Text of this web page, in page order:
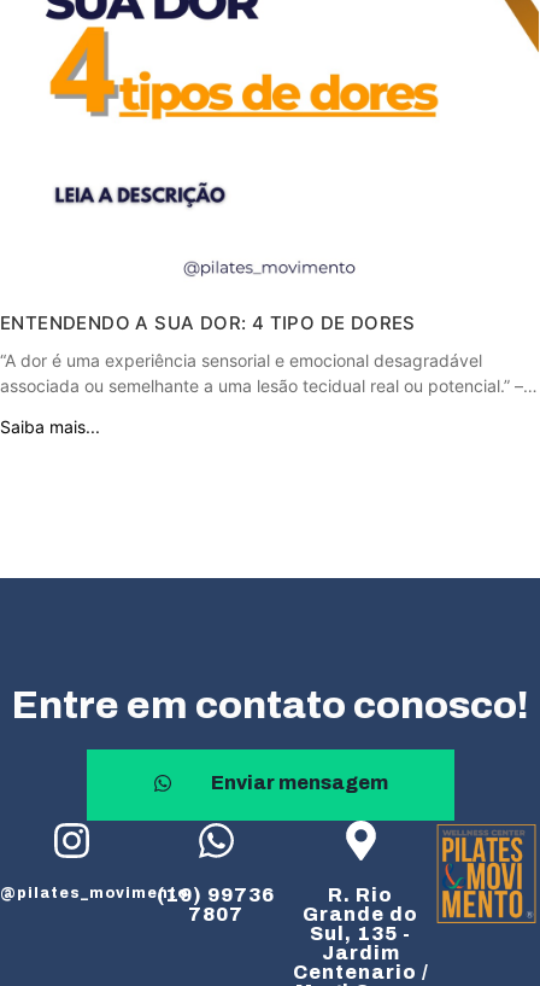
ENTENDENDO A SUA DOR: 4 TIPO DE DORES
“A dor é uma experiência sensorial e emocional desagradável
associada ou semelhante a uma lesão tecidual real ou potencial.” –…
Saiba mais...
Entre em contato conosco!
Enviar mensagem
@pilates_movimento(19) 99736
7807
R. Rio
Grande do
Sul, 135 -
Jardim
Centenario /